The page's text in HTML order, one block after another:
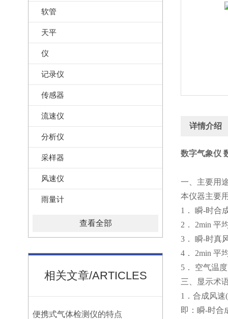
软管
天平
仪
记录仪
传感器
流速仪
分析仪
采样器
风速仪
雨量计
查看全部
相关文章/ARTICLES
便携式气体检测仪的特点
详情介绍
数字气象仪
一、主要用
本仪器主要
1． 瞬-时合
2． 2min 平
3． 瞬-时真
4． 2min 平
5． 空气温
三、显示术
1．合成风
即：瞬-时合